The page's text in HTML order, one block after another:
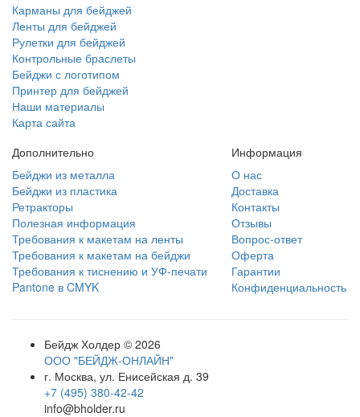
Карманы для бейджей
Ленты для бейджей
Рулетки для бейджей
Контрольные браслеты
Бейджи с логотипом
Принтер для бейджей
Наши материалы
Карта сайта
Дополнительно
Бейджи из металла
Бейджи из пластика
Ретракторы
Полезная информация
Требования к макетам на ленты
Требования к макетам на бейджи
Требования к тиснению и УФ-печати
Pantone в CMYK
Информация
О нас
Доставка
Контакты
Отзывы
Вопрос-ответ
Оферта
Гарантии
Конфиденциальность
Бейдж Холдер © 2026
ООО "БЕЙДЖ-ОНЛАЙН"
г. Москва, ул. Енисейская д. 39
+7 (495) 380-42-42
info@bholder.ru